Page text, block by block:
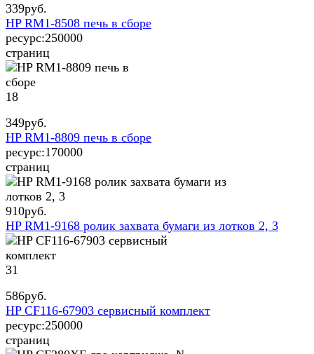
339руб.
HP RM1-8508 печь в сборе
ресурс:250000
страниц
18
349руб.
HP RM1-8809 печь в сборе
ресурс:170000
страниц
910руб.
HP RM1-9168 ролик захвата бумаги из лотков 2, 3
31
586руб.
HP CF116-67903 сервисный комплект
ресурс:250000
страниц